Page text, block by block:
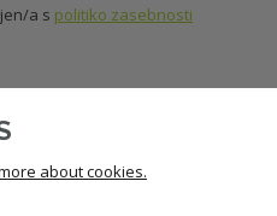
a s politiko zasebnosti
about cookies.